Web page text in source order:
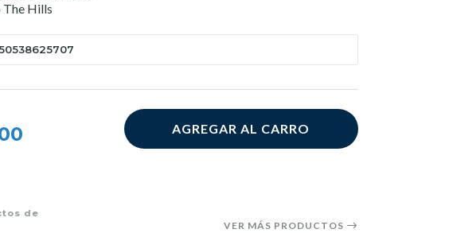
The Hills
AGREGAR AL CARRO
de
VER MÁS PRODUCTOS